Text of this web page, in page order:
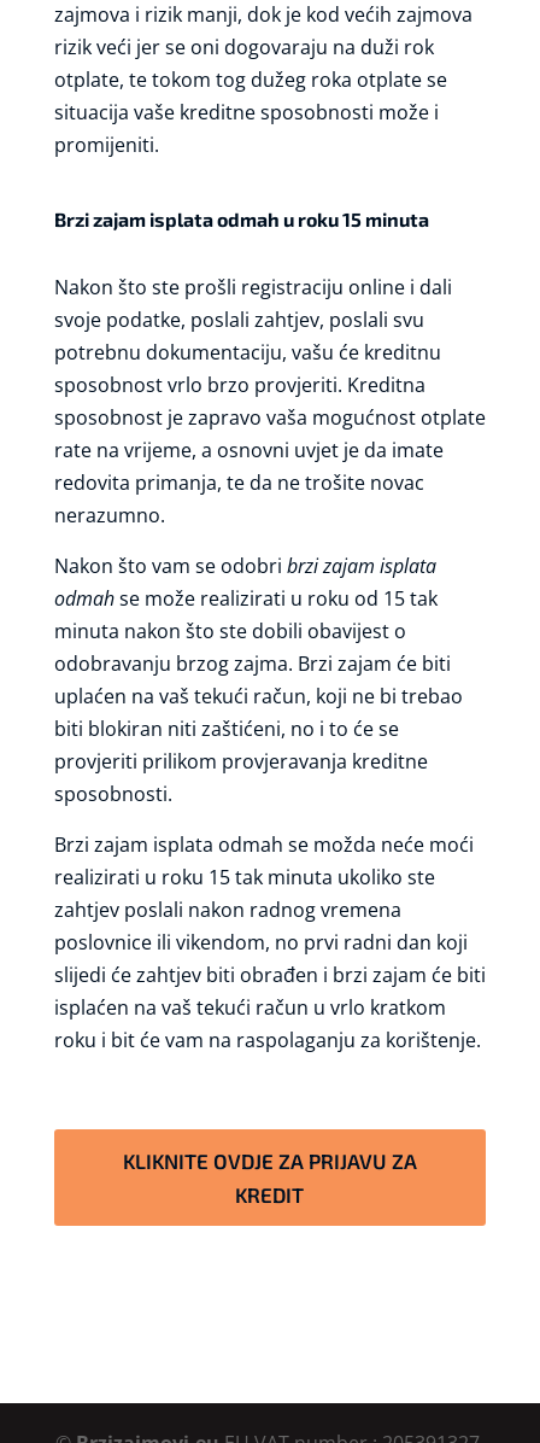
zajmova i rizik manji, dok je kod većih zajmova
rizik veći jer se oni dogovaraju na duži rok
otplate, te tokom tog dužeg roka otplate se
situacija vaše kreditne sposobnosti može i
promijeniti.
Brzi zajam isplata odmah u roku 15 minuta
Nakon što ste prošli registraciju online i dali
svoje podatke, poslali zahtjev, poslali svu
potrebnu dokumentaciju, vašu će kreditnu
sposobnost vrlo brzo provjeriti. Kreditna
sposobnost je zapravo vaša mogućnost otplate
rate na vrijeme, a osnovni uvjet je da imate
redovita primanja, te da ne trošite novac
nerazumno.
Nakon što vam se odobri brzi zajam isplata
odmahse može realizirati u roku od 15 tak
minuta nakon što ste dobili obavijest o
odobravanju brzog zajma. Brzi zajam će biti
uplaćen na vaš tekući račun, koji ne bi trebao
biti blokiran niti zaštićeni, no i to će se
provjeriti prilikom provjeravanja kreditne
sposobnosti.
Brzi zajam isplata odmah se možda neće moći
realizirati u roku 15 tak minuta ukoliko ste
zahtjev poslali nakon radnog vremena
poslovnice ili vikendom, no prvi radni dan koji
slijedi će zahtjev biti obrađen i brzi zajam će biti
isplaćen na vaš tekući račun u vrlo kratkom
roku i bit će vam na raspolaganju za korištenje.
KLIKNITE OVDJE ZA PRIJAVU ZA
KREDIT